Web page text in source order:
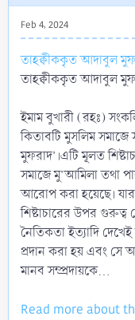
Feb 4, 2024
তাহক্বীককৃত আদাবুল
তাহক্বীককৃত আদাবুল
ইমাম বুখারী (রহঃ)
কিতাবটি মুসলিম
মুফরাদ’।এটি মূলত
সমাজে মু’আমিলা তথা
আরোপ করা হয়েছে।
শিষ্টাচারের উপর
নৈতিকতা ইত্যাদি
প্রদান করা হয় এবং সে
মানব সম্প্রদায়কে...
Read more about